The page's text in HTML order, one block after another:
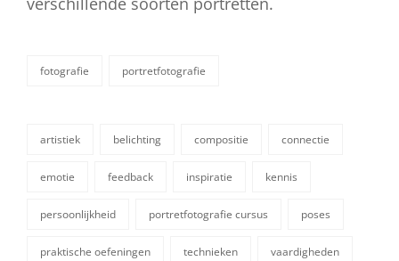
categorieën
fotografie portretfotografie
artistiek belichting compositie connectie
emotie feedback inspiratie kennis
persoonlijkheid portretfotografie cursus poses
praktische oefeningen technieken vaardigheden